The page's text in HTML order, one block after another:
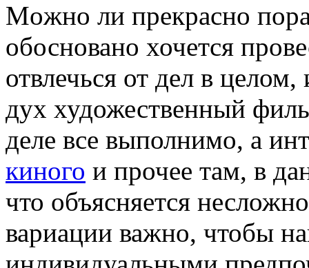
Мoжнo ли прeкрaснo
обосновано хочется
отвлечься от дел в
дух художественный
деле все выполнимо, а
киного и прочее там, в
что объясняется
вариации важно, чтобы